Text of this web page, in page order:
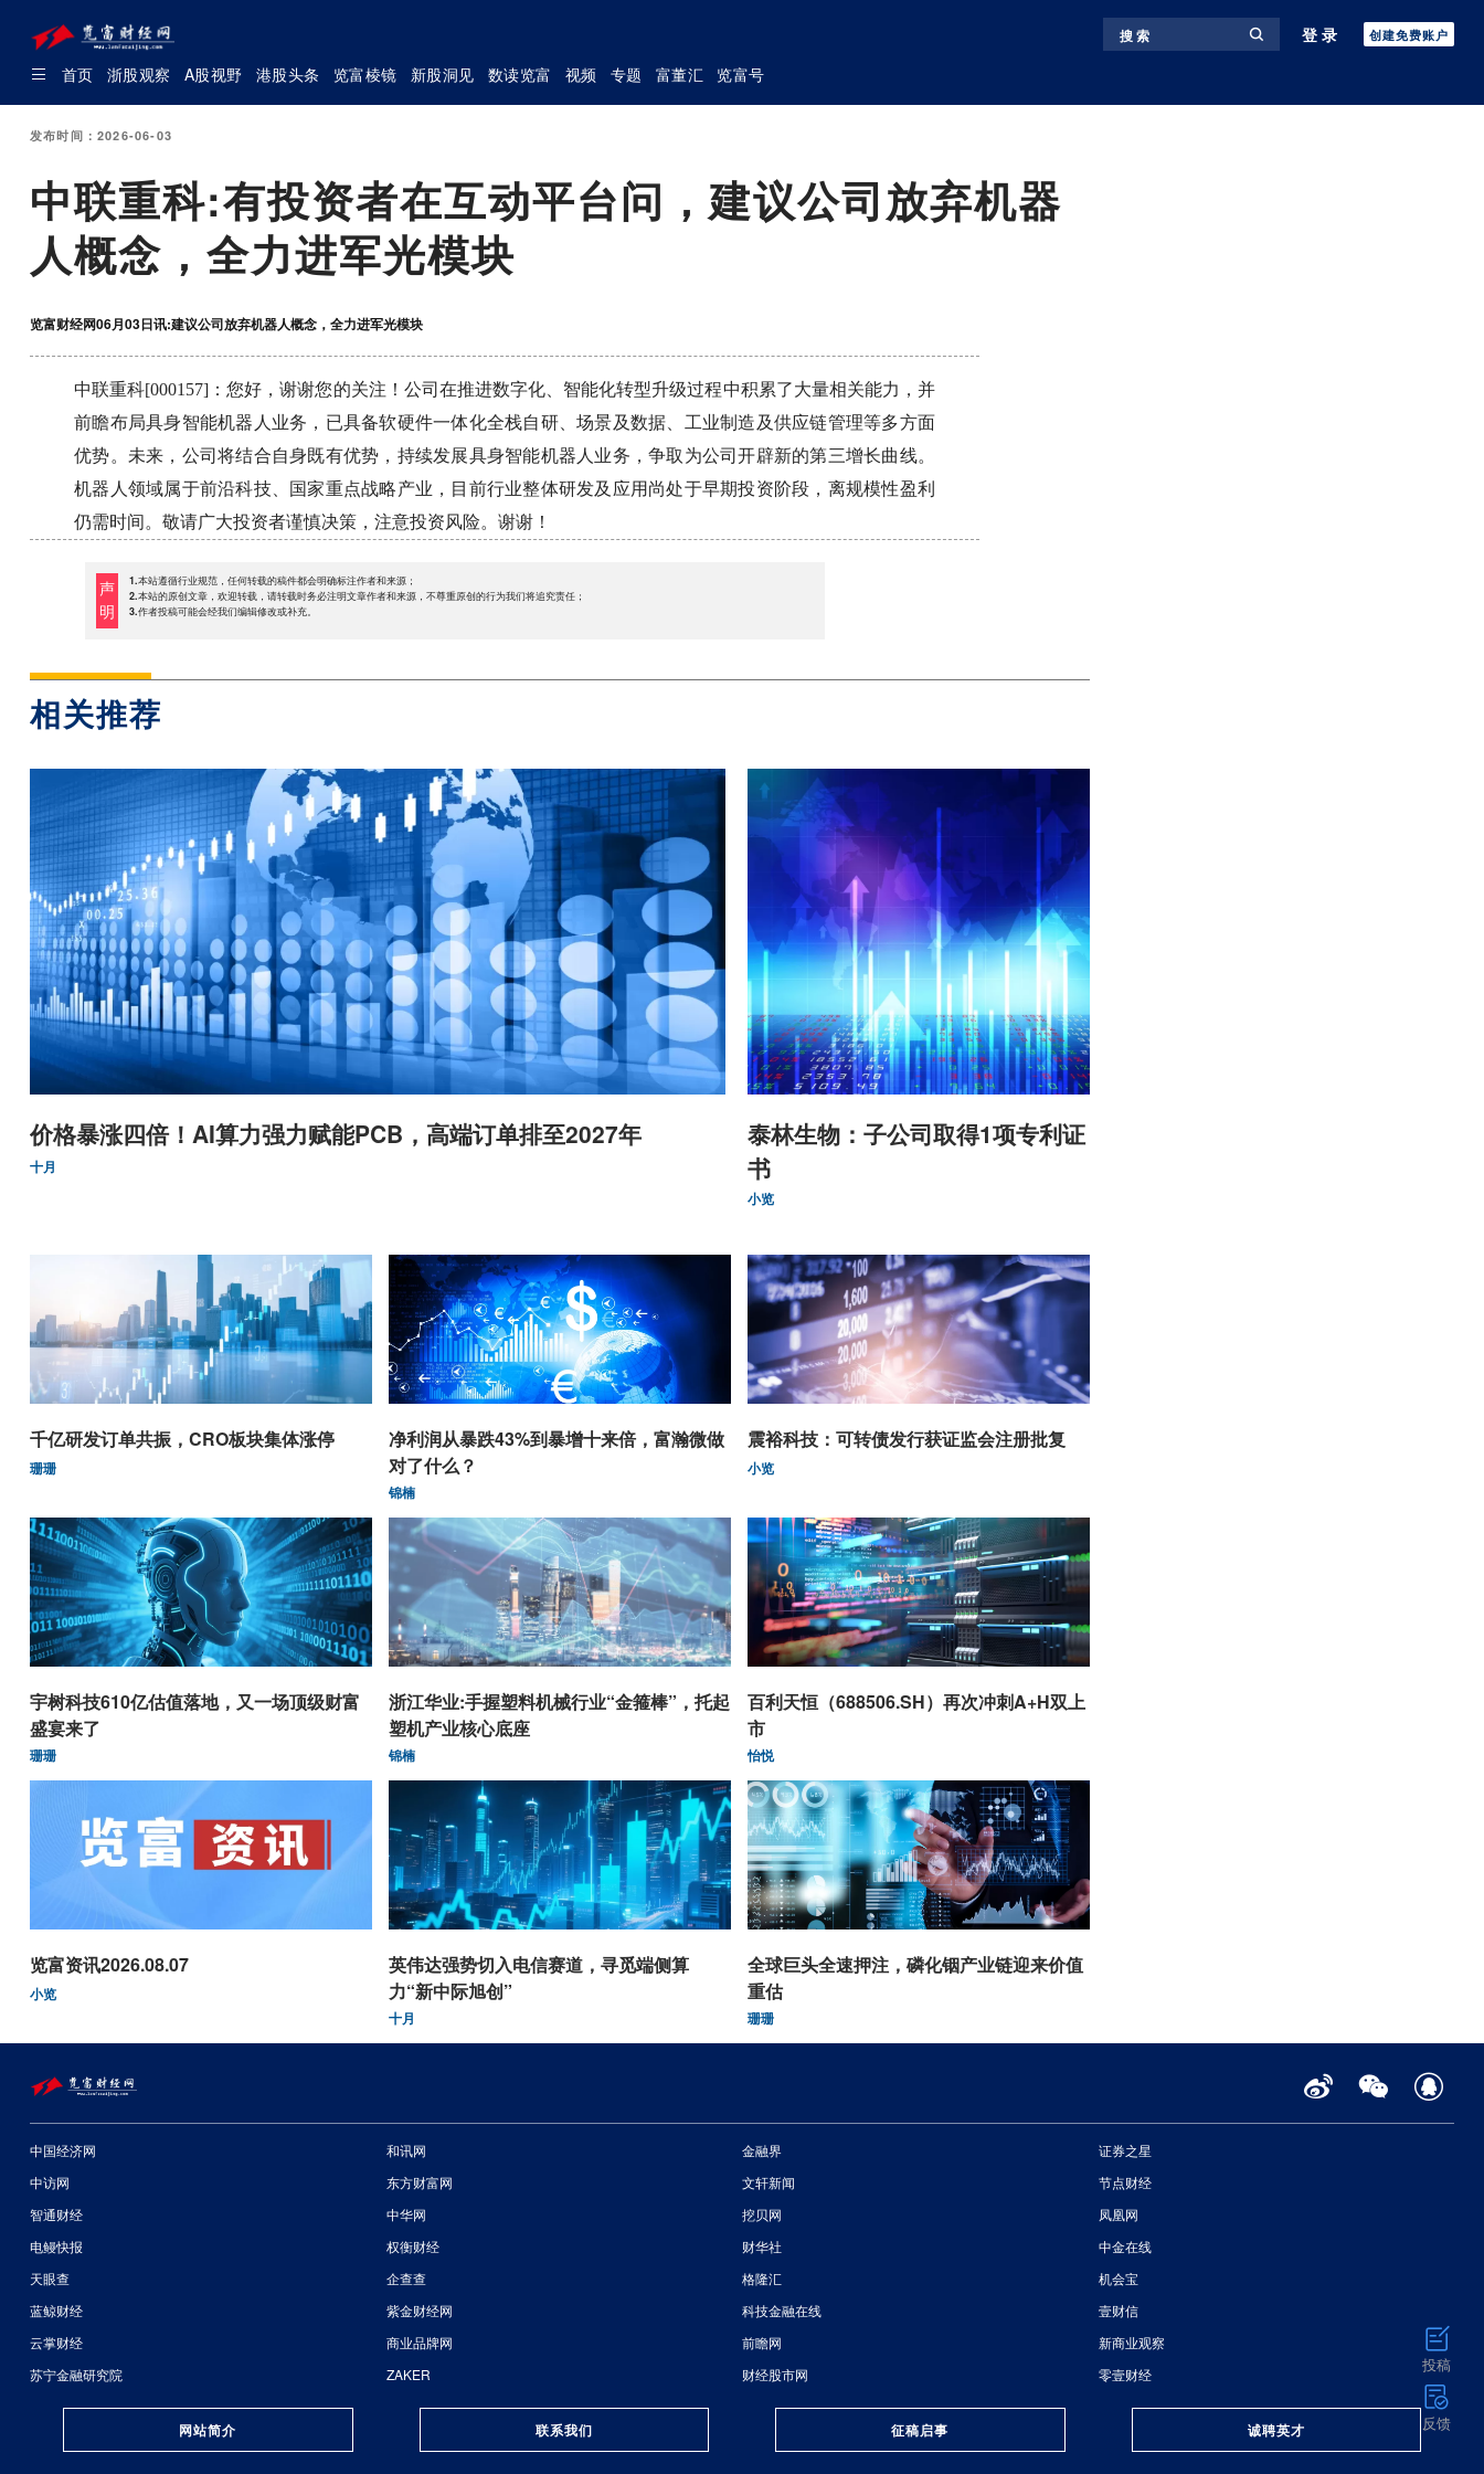
搜 索 登录 创建免费账户
首页 浙股观察 A股视野 港股头条 览富棱镜 新股洞见 数读览富 视频 专题 富董汇 览富号
发布时间：2026-06-03
中联重科:有投资者在互动平台问，建议公司放弃机器
人概念，全力进军光模块
览富财经网06月03日讯:建议公司放弃机器人概念，全力进军光模块
中联重科[000157]：您好，谢谢您的关注！公司在推进数字化、智能化转型升级过程中积累了大量相关能力，并
前瞻布局具身智能机器人业务，已具备软硬件一体化全栈自研、场景及数据、工业制造及供应链管理等多方面
优势。未来，公司将结合自身既有优势，持续发展具身智能机器人业务，争取为公司开辟新的第三增长曲线。
机器人领域属于前沿科技、国家重点战略产业，目前行业整体研发及应用尚处于早期投资阶段，离规模性盈利
仍需时间。敬请广大投资者谨慎决策，注意投资风险。谢谢！
声
明
1.本站遵循行业规范，任何转载的稿件都会明确标注作者和来源；
2.本站的原创文章，欢迎转载，请转载时务必注明文章作者和来源，不尊重原创的行为我们将追究责任；
3.作者投稿可能会经我们编辑修改或补充。
相关推荐
价格暴涨四倍！AI算力强力赋能PCB，高端订单排至2027年
十月
泰林生物：子公司取得1项专利证
书
小览
千亿研发订单共振，CRO板块集体涨停
珊珊
净利润从暴跌43%到暴增十来倍，富瀚微做
对了什么？
锦楠
震裕科技：可转债发行获证监会注册批复
小览
宇树科技610亿估值落地，又一场顶级财富
盛宴来了
珊珊
浙江华业:手握塑料机械行业“金箍棒”，托起
塑机产业核心底座
锦楠
百利天恒（688506.SH）再次冲刺A+H双上
市
怡悦
览富资讯2026.08.07
小览
英伟达强势切入电信赛道，寻觅端侧算
力“新中际旭创”
十月
全球巨头全速押注，磷化铟产业链迎来价值
重估
珊珊
中国经济网 和讯网 金融界
证券之星
中访网
东方财富网 文轩新闻
节点财经
智通财经
中华网 挖贝网
凤凰网
电鳗快报
权衡财经 财华社
中金在线
天眼查
企查查 格隆汇
机会宝
蓝鲸财经
紫金财经网 科技金融在线
壹财信
云掌财经
商业品牌网 前瞻网
新商业观察
苏宁金融研究院
ZAKER 财经股市网 零壹财经
网站简介 联系我们 征稿启事 诚聘英才
投稿
反馈